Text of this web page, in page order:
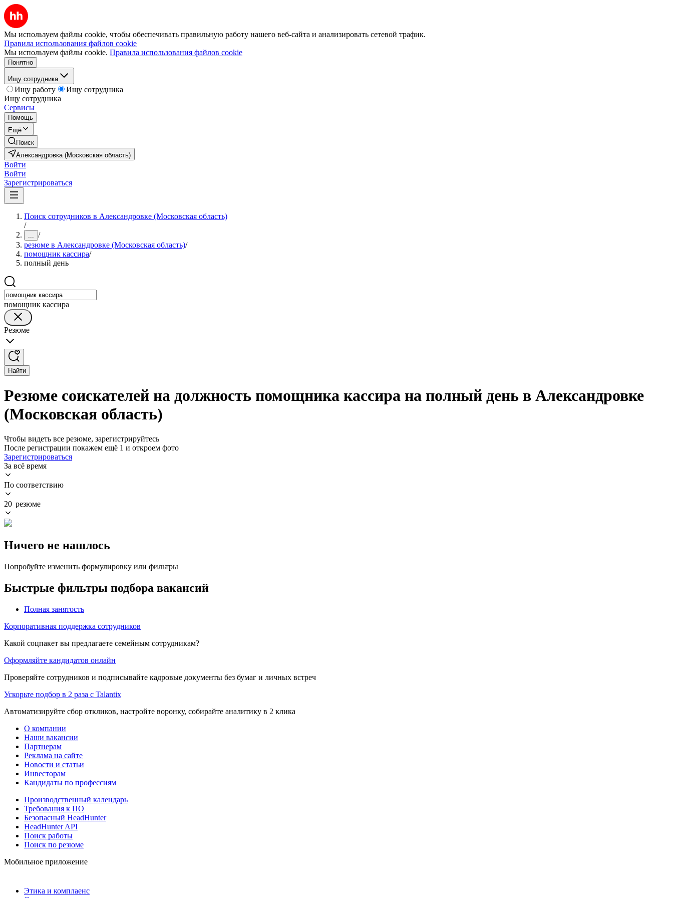
Мы используем файлы cookie, чтобы обеспечивать правильную работу нашего веб-сайта и анализировать сетевой трафик.
Правила использования файлов cookie
Мы используем файлы cookie. Правила использования файлов cookie
Понятно
Ищу сотрудника
Ищу работу
Ищу сотрудника
Ищу сотрудника
Сервисы
Помощь
Ещё
Поиск
Александровка (Московская область)
Войти
Войти
Зарегистрироваться
Поиск сотрудников в Александровке (Московская область)
/
... /
резюме в Александровке (Московская область)/
помощник кассира/
полный день
помощник кассира
Резюме
Найти
Резюме соискателей на должность помощника кассира на полный день в Александровке
(Московская область)
Чтобы видеть все резюме, зарегистрируйтесь
После регистрации покажем ещё 1 и откроем фото
Зарегистрироваться
За всё время
По соответствию
20 резюме
Ничего не нашлось
Попробуйте изменить формулировку или фильтры
Быстрые фильтры подбора вакансий
Полная занятость
Корпоративная поддержка сотрудников
Какой соцпакет вы предлагаете семейным сотрудникам?
Оформляйте кандидатов онлайн
Проверяйте сотрудников и подписывайте кадровые документы без бумаг и личных встреч
Ускорьте подбор в 2 раза с Talantix
Автоматизируйте сбор откликов, настройте воронку, собирайте аналитику в 2 клика
О компании
Наши вакансии
Партнерам
Реклама на сайте
Новости и статьи
Инвесторам
Кандидаты по профессиям
Производственный календарь
Требования к ПО
Безопасный HeadHunter
HeadHunter API
Поиск работы
Поиск по резюме
Мобильное приложение
Этика и комплаенс